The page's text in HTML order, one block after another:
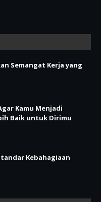
Semangat Kerja yang
Kamu Menjadi
Baik untuk Dirimu
Kebahagiaan